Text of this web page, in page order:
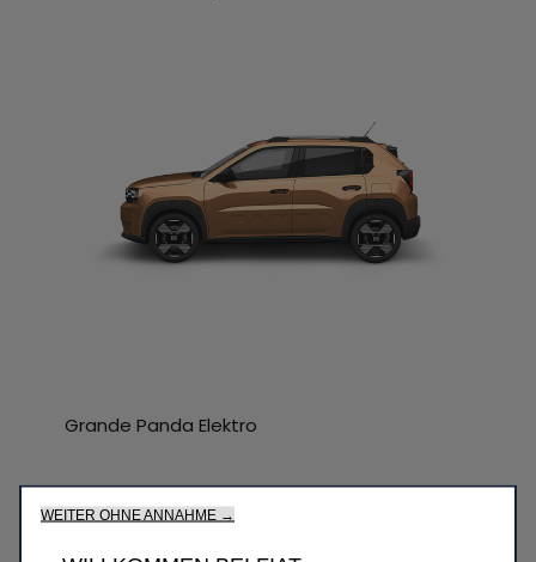
Grande Panda Elektro
WEITER OHNE ANNAHME →